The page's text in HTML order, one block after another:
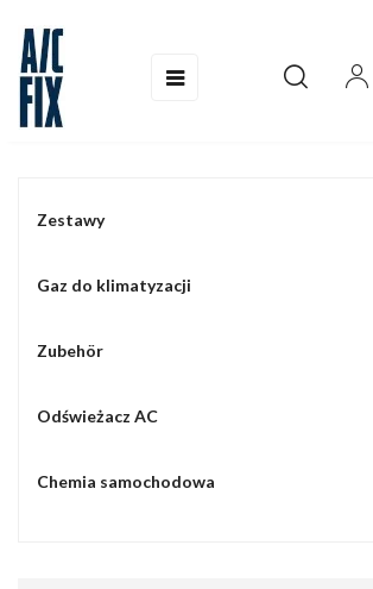
Toggle
☰
Zestawy
Gaz do klimatyzacji
Zubehör
Odświeżacz AC
Chemia samochodowa